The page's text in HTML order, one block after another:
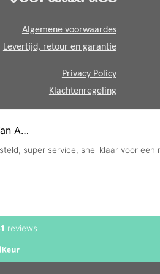
Algemene voorwaardes
Levertijd, retour en garantie
Privacy Policy
Klachtenregeling